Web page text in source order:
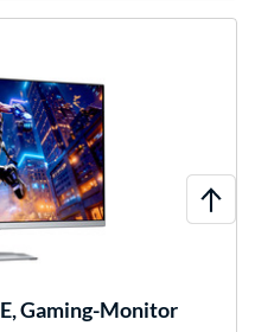
Gaming-Monitor